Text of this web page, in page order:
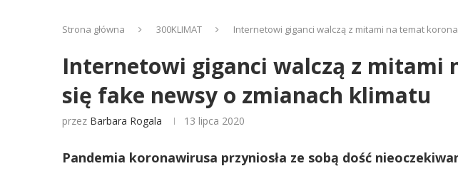
Strona główna 300KLIMAT Internetowi giganci walczą z mitami na temat
Internetowi giganci walczą z mitami
się fake newsy o zmianach klimatu
przez Barbara Rogala 13 lipca 2020
Pandemia koronawirusa przyniosła ze sobą dość